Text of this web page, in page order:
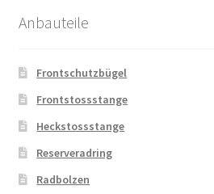
Anbauteile
Frontschutzbügel
Frontstossstange
Heckstossstange
Reserveradring
Radbolzen